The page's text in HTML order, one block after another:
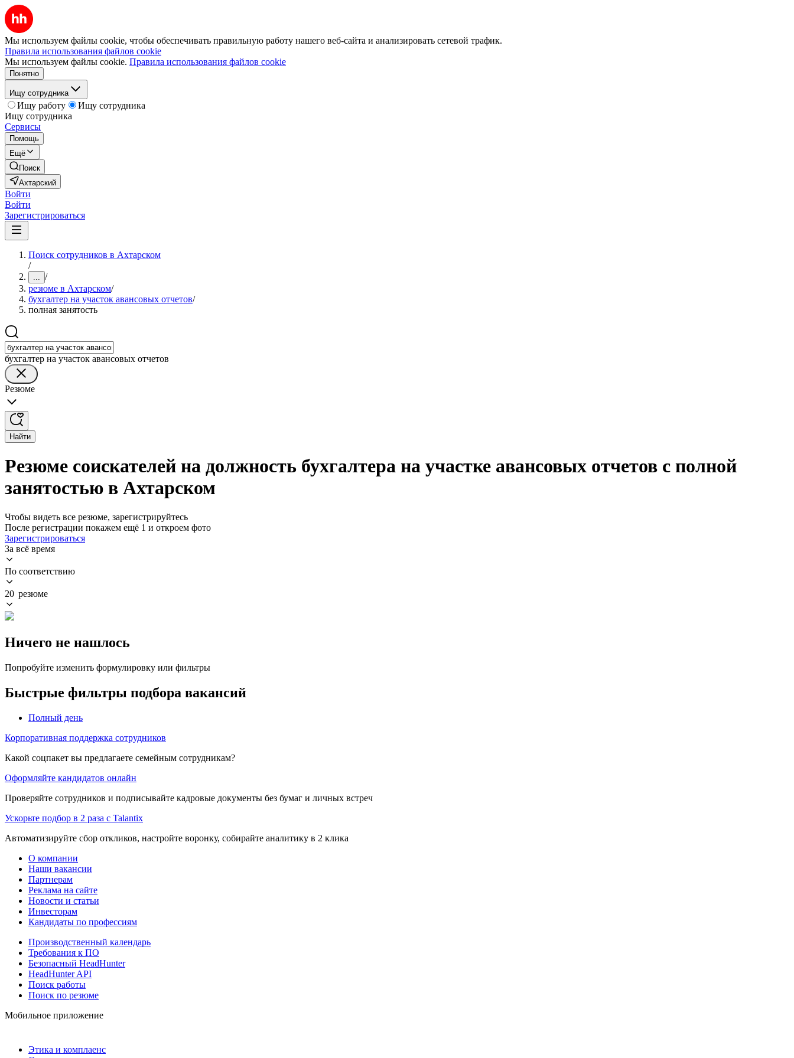
Мы используем файлы cookie, чтобы обеспечивать правильную работу нашего веб-сайта и анализировать сетевой трафик.
Правила использования файлов cookie
Мы используем файлы cookie. Правила использования файлов cookie
Понятно
Ищу сотрудника
Ищу работу
Ищу сотрудника
Ищу сотрудника
Сервисы
Помощь
Ещё
Поиск
Ахтарский
Войти
Войти
Зарегистрироваться
Поиск сотрудников в Ахтарском
/
... /
резюме в Ахтарском/
бухгалтер на участок авансовых отчетов/
полная занятость
бухгалтер на участок авансовых отчетов
Резюме
Найти
Резюме соискателей на должность бухгалтера на участке авансовых отчетов с полной
занятостью в Ахтарском
Чтобы видеть все резюме, зарегистрируйтесь
После регистрации покажем ещё 1 и откроем фото
Зарегистрироваться
За всё время
По соответствию
20 резюме
Ничего не нашлось
Попробуйте изменить формулировку или фильтры
Быстрые фильтры подбора вакансий
Полный день
Корпоративная поддержка сотрудников
Какой соцпакет вы предлагаете семейным сотрудникам?
Оформляйте кандидатов онлайн
Проверяйте сотрудников и подписывайте кадровые документы без бумаг и личных встреч
Ускорьте подбор в 2 раза с Talantix
Автоматизируйте сбор откликов, настройте воронку, собирайте аналитику в 2 клика
О компании
Наши вакансии
Партнерам
Реклама на сайте
Новости и статьи
Инвесторам
Кандидаты по профессиям
Производственный календарь
Требования к ПО
Безопасный HeadHunter
HeadHunter API
Поиск работы
Поиск по резюме
Мобильное приложение
Этика и комплаенс